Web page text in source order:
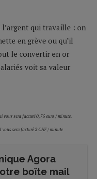
qui travaille : on
en grève ou qu’il
le convertir en or
voit sa valeur
vous sera facturé 0,75 euro / minute.
sera facturé 2 CHF / minute
Agora
boîte mail